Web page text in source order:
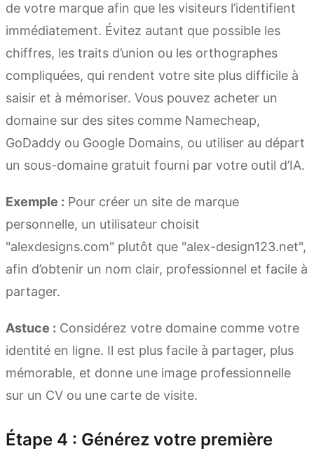
de votre marque afin que les visiteurs l’identifient
immédiatement. Évitez autant que possible les
chiffres, les traits d’union ou les orthographes
compliquées, qui rendent votre site plus difficile à
saisir et à mémoriser. Vous pouvez acheter un
domaine sur des sites comme Namecheap,
GoDaddy ou Google Domains, ou utiliser au départ
un sous-domaine gratuit fourni par votre outil d’IA.
Exemple : Pour créer un site de marque
personnelle, un utilisateur choisit
"alexdesigns.com" plutôt que "alex-design123.net",
afin d’obtenir un nom clair, professionnel et facile à
partager.
Astuce : Considérez votre domaine comme votre
identité en ligne. Il est plus facile à partager, plus
mémorable, et donne une image professionnelle
sur un CV ou une carte de visite.
Étape 4 : Générez votre première